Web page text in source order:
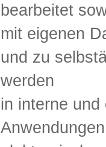
bearbeitet
mit eigenen
und zu
werden
in interne